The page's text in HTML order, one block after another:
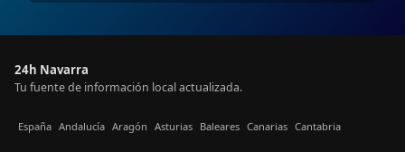
24h Navarra
Tu fuente de información local actualizada.
España Andalucía Aragón Asturias Baleares Canarias Cantabria